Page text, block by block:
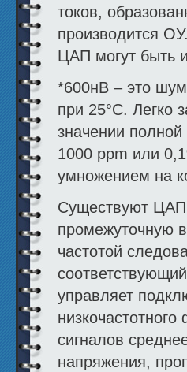
токов,
производится
ЦАП могут быть
*600нВ – это
при 25°С. Легко
значении
1000 ppm или
умножением на
Существуют
промежуточную
частотой
управляет
сигналов
напряжения,